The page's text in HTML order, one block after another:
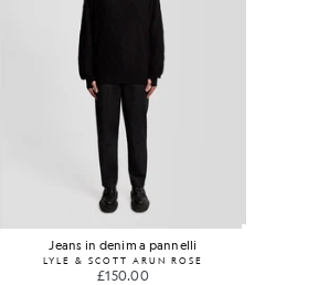
Jeans in denim a pannelli
LYLE & SCOTT ARUN ROSE
£150.00